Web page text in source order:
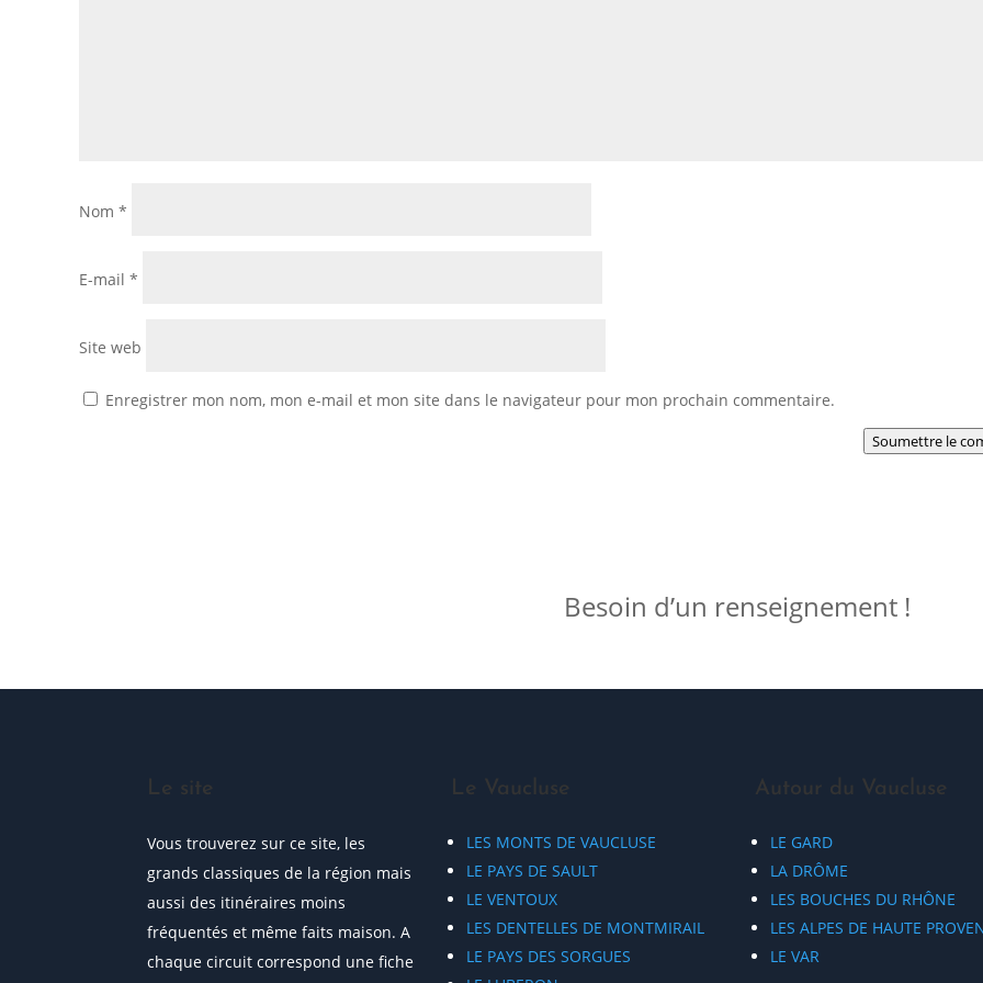
Nom *
E-mail *
Site web
Enregistrer mon nom, mon e-mail et mon site dans le navigateur pour mon prochain commentaire.
Soumettre le
Besoin d’un renseignement !
Le site
Vous trouverez sur ce site, les
grands classiques de la région mais
aussi des itinéraires moins
fréquentés et même faits maison. A
chaque circuit correspond une fiche
Le Vaucluse
LES MONTS DE VAUCLUSE
LE PAYS DE SAULT
LE VENTOUX
LES DENTELLES DE MONTMIRAIL
LE PAYS DES SORGUES
Autour du Vaucluse
LE GARD
LA DRÔME
LES BOUCHES DU RHÔNE
LES ALPES DE HAUTE
LE VAR